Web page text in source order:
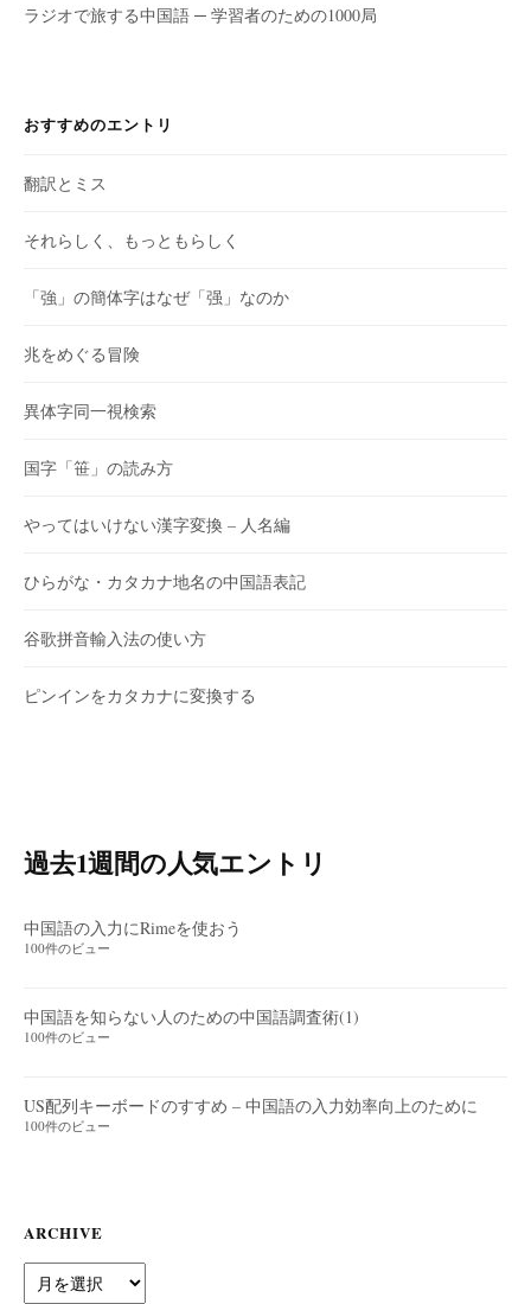
ラジオで旅する中国語 ─ 学習者のための1000局
おすすめのエントリ
翻訳とミス
それらしく、もっともらしく
「強」の簡体字はなぜ「强」なのか
兆をめぐる冒険
異体字同一視検索
国字「笹」の読み方
やってはいけない漢字変換 – 人名編
ひらがな・カタカナ地名の中国語表記
谷歌拼音輸入法の使い方
ピンインをカタカナに変換する
過去1週間の人気エントリ
中国語の入力にRimeを使おう
100件のビュー
中国語を知らない人のための中国語調査術(1)
100件のビュー
US配列キーボードのすすめ – 中国語の入力効率向上のために
100件のビュー
ARCHIVE
Archive